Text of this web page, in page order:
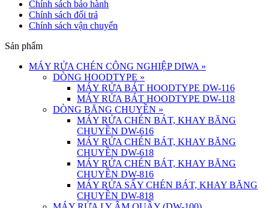
Chính sách bảo hành
Chính sách đổi trả
Chính sách vận chuyển
Sản phẩm
MÁY RỬA CHÉN CÔNG NGHIỆP DIWA »
DÒNG HOODTYPE »
MÁY RỬA BÁT HOODTYPE DW-116
MÁY RỬA BÁT HOODTYPE DW-118
DÒNG BĂNG CHUYỀN »
MÁY RỬA CHÉN BÁT, KHAY BĂNG
CHUYỀN DW-616
MÁY RỬA CHÉN BÁT, KHAY BĂNG
CHUYỀN DW-618
MÁY RỬA CHÉN BÁT, KHAY BĂNG
CHUYỀN DW-816
MÁY RỬA SẤY CHÉN BÁT, KHAY BĂNG
CHUYỀN DW-818